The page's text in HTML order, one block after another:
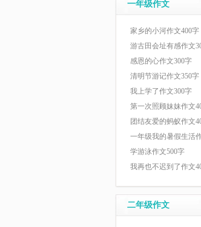
一年级作文
家乡的小河作文400字
游古田会址有感作文
感恩的心作文300字
清明节游记作文350字
我上学了作文300字
第一次照顾妹妹作文
团结友爱的蚂蚁作文
一年级我的暑假生活
学游泳作文500字
我再也不迟到了作文
二年级作文